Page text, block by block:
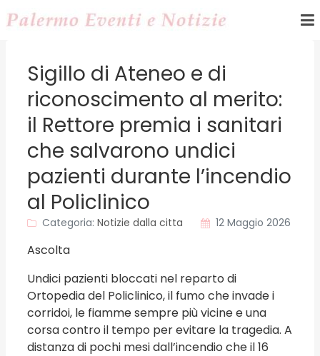
Sigillo di Ateneo e di
riconoscimento al merito:
il Rettore premia i sanitari
che salvarono undici
pazienti durante l’incendio
al Policlinico
Categoria: Notizie dalla citta 12 Maggio 2026
Ascolta
Undici pazienti bloccati nel reparto di
Ortopedia del Policlinico, il fumo che invade i
corridoi, le fiamme sempre più vicine e una
corsa contro il tempo per evitare la tragedia. A
distanza di pochi mesi dall’incendio che il 16